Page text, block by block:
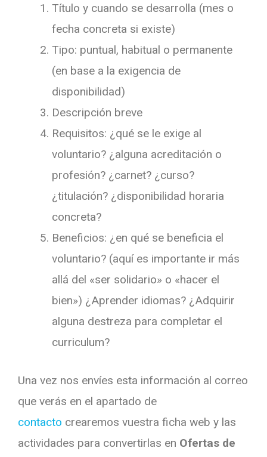
Título y cuando se desarrolla (mes o
fecha concreta si existe)
Tipo: puntual, habitual o permanente
(en base a la exigencia de
disponibilidad)
Descripción breve
Requisitos: ¿qué se le exige al
voluntario? ¿alguna acreditación o
profesión? ¿carnet? ¿curso?
¿titulación? ¿disponibilidad horaria
concreta?
Beneficios: ¿en qué se beneficia el
voluntario? (aquí es importante ir más
allá del «ser solidario» o «hacer el
bien») ¿Aprender idiomas? ¿Adquirir
alguna destreza para completar el
curriculum?
Una vez nos envíes esta información al correo
que verás en el apartado de
contacto crearemos vuestra ficha web y las
actividades para convertirlas en Ofertas de